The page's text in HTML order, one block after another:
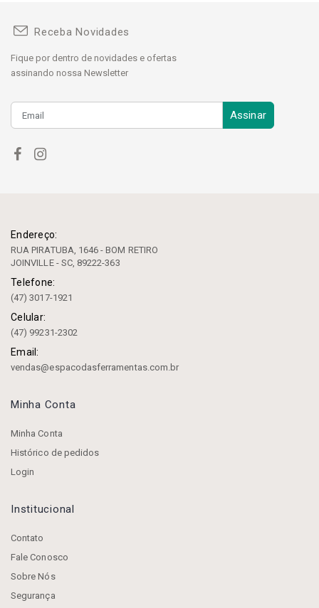
Receba Novidades
Fique por dentro de novidades e ofertas
assinando nossa Newsletter
Assinar
Endereço:
RUA PIRATUBA, 1646 - BOM RETIRO
JOINVILLE - SC, 89222-363
Telefone:
(47) 3017-1921
Celular:
(47) 99231-2302
Email:
vendas@espacodasferramentas.com.br
Minha Conta
Minha Conta
Histórico de pedidos
Login
Institucional
Contato
Fale Conosco
Sobre Nós
Segurança